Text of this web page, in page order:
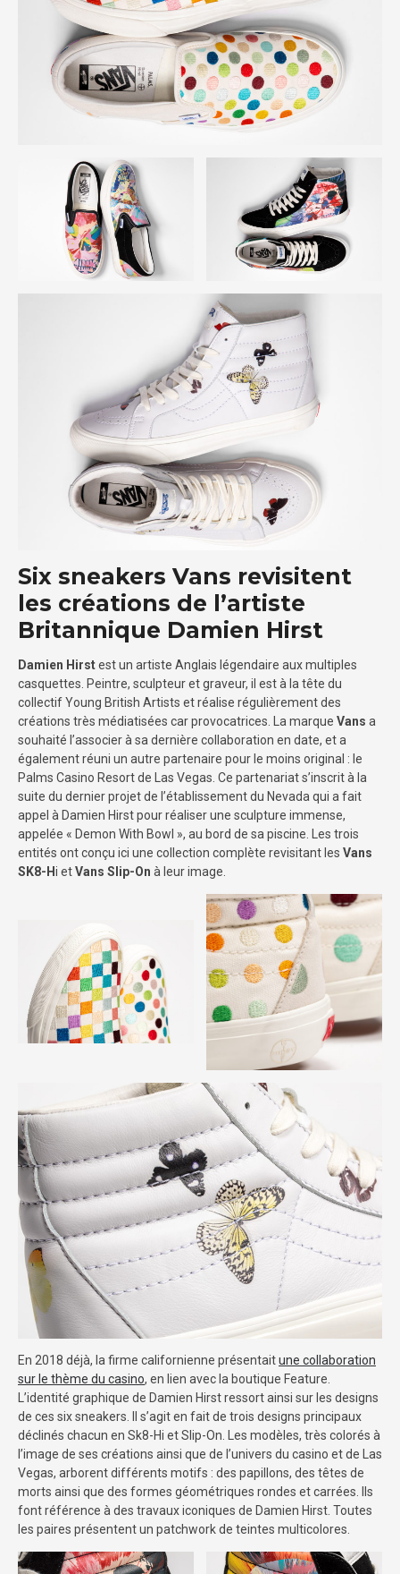
Six sneakers Vans revisitent
les créations de l’artiste
Britannique Damien Hirst
Damien Hirstest un artiste Anglais légendaire aux multiples
casquettes. Peintre, sculpteur et graveur, il est à la tête du
collectif Young British Artists et réalise régulièrement des
créations très médiatisées car provocatrices. La marque Vans a
souhaité l’associer à sa dernière collaboration en date, et a
également réuni un autre partenaire pour le moins original : le
Palms Casino Resort de Las Vegas. Ce partenariat s’inscrit à la
suite du dernier projet de l’établissement du Nevada qui a fait
appel à Damien Hirst pour réaliser une sculpture immense,
appelée « Demon With Bowl », au bord de sa piscine. Les trois
entités ont conçu ici une collection complète revisitant les Vans
SK8-Hi etVans Slip-On à leur image.
En 2018 déjà, la firme californienne présentaitune collaboration
sur le thème du casino, en lien avec la boutique Feature.
L’identité graphique de Damien Hirst ressort ainsi sur les designs
de ces six sneakers. Il s’agit en fait de trois designs principaux
déclinés chacun en Sk8-Hi et Slip-On. Les modèles, très colorés à
l’image de ses créations ainsi que de l’univers du casino et de Las
Vegas, arborent différents motifs : des papillons, des têtes de
morts ainsi que des formes géométriques rondes et carrées. Ils
font référence à des travaux iconiques de Damien Hirst. Toutes
les paires présentent un patchwork de teintes multicolores.